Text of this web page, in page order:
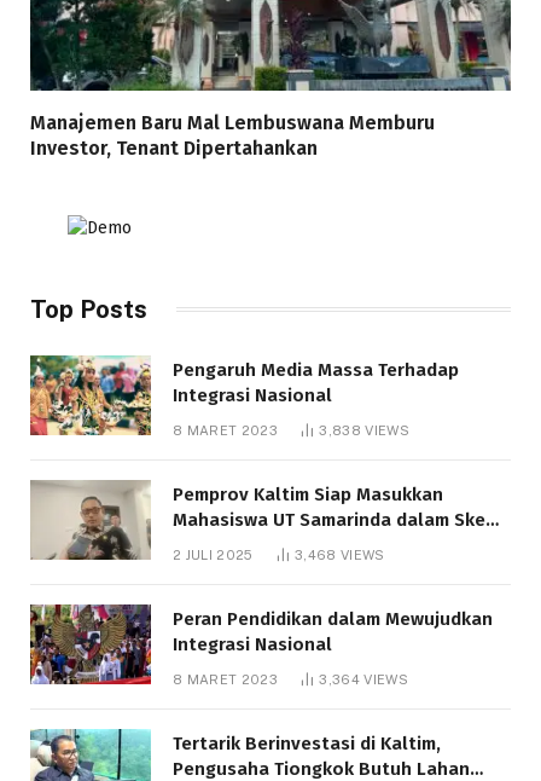
Manajemen Baru Mal Lembuswana Memburu
Investor, Tenant Dipertahankan
Top Posts
Pengaruh Media Massa Terhadap
Integrasi Nasional
8 MARET 2023 3,838VIEWS
Pemprov Kaltim Siap Masukkan
Mahasiswa UT Samarinda dalam Skema
Bantuan Pendidikan Gratispol
2 JULI 2025 3,468 VIEWS
Peran Pendidikan dalam Mewujudkan
Integrasi Nasional
8 MARET 2023 3,364VIEWS
Tertarik Berinvestasi di Kaltim,
Pengusaha Tiongkok Butuh Lahan